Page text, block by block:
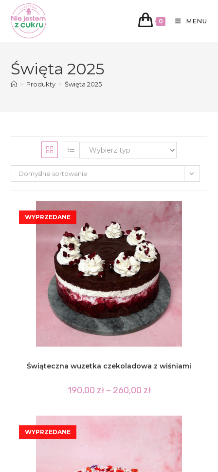
treści
0 MENU
Święta 2025
> Produkty > Święta 2025
Domyślne sortowanie
Świąteczna wuzetka czekoladowa z wiśniami
190,00 zł – 260,00 złZakres
cen:
do
260,00 zł